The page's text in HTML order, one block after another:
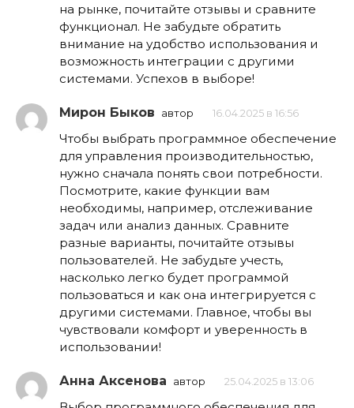
на рынке, почитайте отзывы и сравните
функционал. Не забудьте обратить
внимание на удобство использования и
возможность интеграции с другими
системами. Успехов в выборе!
Мирон Быков автор 16.04.2025 в 16:56
Чтобы выбрать программное обеспечение
для управления производительностью,
нужно сначала понять свои потребности.
Посмотрите, какие функции вам
необходимы, например, отслеживание
задач или анализ данных. Сравните
разные варианты, почитайте отзывы
пользователей. Не забудьте учесть,
насколько легко будет программой
пользоваться и как она интегрируется с
другими системами. Главное, чтобы вы
чувствовали комфорт и уверенность в
использовании!
Анна Аксенова автор 25.04.2025 в 13:06